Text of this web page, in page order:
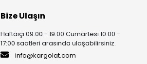
Bize Ulaşın
Haftaiçi 09:00 - 19:00 Cumartesi 10:00 -
17:00 saatleri arasında ulaşabilirsiniz.
info@kargolat.com